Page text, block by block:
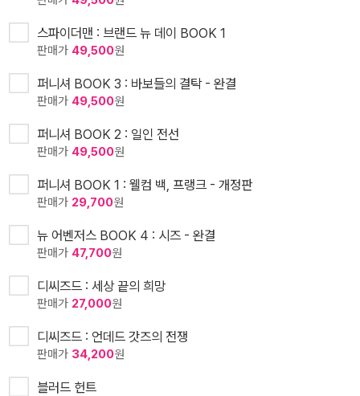
스파이더맨 : 브랜드 뉴 데이 BOOK 1
판매가 49,500원
퍼니셔 BOOK 3 : 바보들의 결탁 - 완결
판매가 49,500원
퍼니셔 BOOK 2 : 일인 전선
판매가 49,500원
퍼니셔 BOOK 1 : 웰컴 백, 프랭크 - 개정판
판매가 29,700원
뉴 어벤저스 BOOK 4 : 시즈 - 완결
판매가 47,700원
디씨즈드 : 세상 끝의 희망
판매가 27,000원
디씨즈드 : 언데드 갓즈의 전쟁
판매가 34,200원
블러드 헌트